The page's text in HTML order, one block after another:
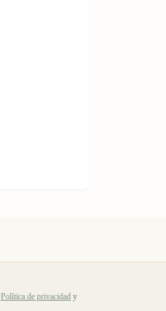
Política de privacidad y